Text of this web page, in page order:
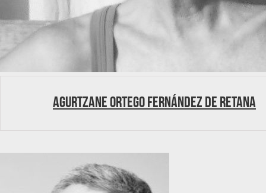
Agurtzane Ortego Fernández de Retana